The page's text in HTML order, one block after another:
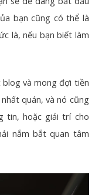
bạn cũng có thể là
là, nếu bạn biết làm
và mong đợi tiền
quán, và nó cũng
tin, hoặc giải trí cho
nắm bắt quan tâm